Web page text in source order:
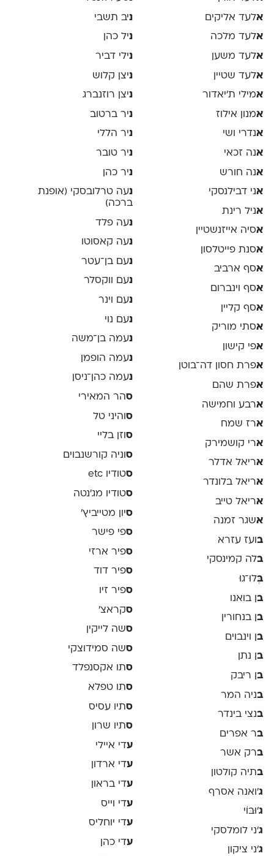
אלעד אליקים
אלעד מלכה
אלעד משען
אלעד שטיין
אמילי ת׳יאדור
אמנון אילוז
אנדרי ושי
אנה זכאי
אנה חורש
אני דבילנסקי
אניל רינת
אסיה אייזנשטיין
אסנת פייטלסון
אסף ארביב
אסף וינברום
אסף קליין
אסתי מוריק
אפי קישון
אפרת חסון דה־בוטן
אפרת שהם
ארבע וחמישה
ארז שמח
ארי קושמירק
אריאל אדלר
אריאל בלונדר
אריאל טייב
אשגר זמנה
בועז עזרא
בלה קמינסקי
בְּלוּ־גוּ
בן בואנו
בן בנחורין
בן וינבוים
בן נתן
בן ריבק
בניה המר
בנצי בינדר
בר אפרים
ברק אשר
בתיה קולטון
ג'ואנה אסרף
ג'וּבּוֹי
ג׳ני לומלסקי
ג׳ני ציקון
ניב תשבי
ניל כהן
נילי דביר
ניצן קלוש
ניצן רוזנברג
ניר ברטוב
ניר הללי
ניר טובר
ניר כהן
נעה טרלובסקי (אופנת
ברכה)
נעה פלד
נעה קאסוטו
נעם בן־עטר
נעם ווקסלר
נעם וינר
נעם נוי
נעמה בן־משה
נעמה הופמן
נעמה כהן־ניסן
סהר המאירי
ס והיני טל
סוזן בליי
ס וניה קורשנבוים
סטודיו etc
סטודיו מג'נטה
סיון מטייביץ׳
ספי פישר
ספיר ארזי
ספיר דוד
ספיר זיו
סקראצ׳
סשה לייקין
סשה סמידוצקי
סתו אקסנפלד
סתו טפלא
סתיו עסיס
סתיו שרון
עדי איילי
עדי ארדון
עדי בראון
עדי וייס
עדי יוחליס
עדי כהן